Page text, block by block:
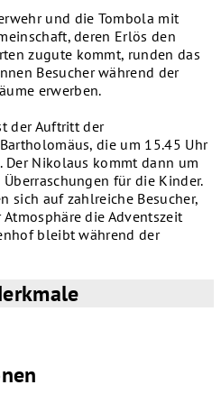
und die Tombola mit
deren Erlös den
zugute kommt, runden das
Besucher während der
erwerben.
der Auftritt der
die um 15.45 Uhr
Nikolaus kommt dann um
für die Kinder.
sich auf zahlreiche Besucher,
die Adventszeit
bleibt während der